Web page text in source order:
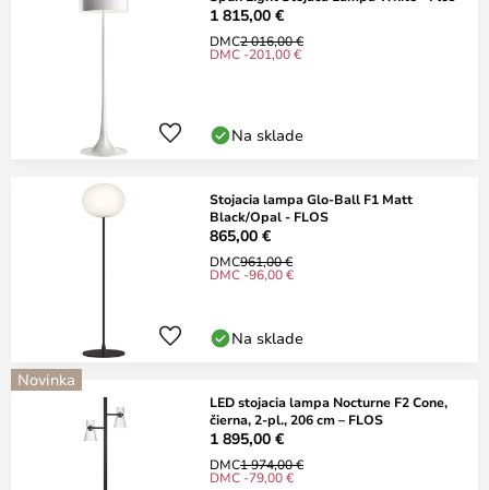
1 815,00 €
DMC2 016,00 €
DMC -201,00 €
Na sklade
Stojacia lampa Glo-Ball F1 Matt
Black/Opal - FLOS
865,00 €
DMC961,00 €
DMC -96,00 €
Na sklade
Novinka
LED stojacia lampa Nocturne F2 Cone,
čierna, 2-pl., 206 cm – FLOS
1 895,00 €
DMC1 974,00 €
DMC -79,00 €